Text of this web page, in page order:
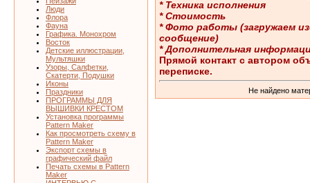
Люди
Флора
Фауна
Графика. Монохром
Восток
Детские иллюстрации,
Мультяшки
Узоры, Салфетки,
Скатерти, Подушки
Иконы
Праздники
ПРОГРАММЫ ДЛЯ
ВЫШИВКИ КРЕСТОМ
Установка программы
Pattern Maker
Как просмотреть схему в
Pattern Maker
Экспорт схемы в
графический файл
Печать схемы в Pattern
Maker
* Техника исполнения
* Стоимость
* Фото работы (загружаем
сообщение)
* Дополнительная
Прямой контакт с автором
переписке.
Не найдено